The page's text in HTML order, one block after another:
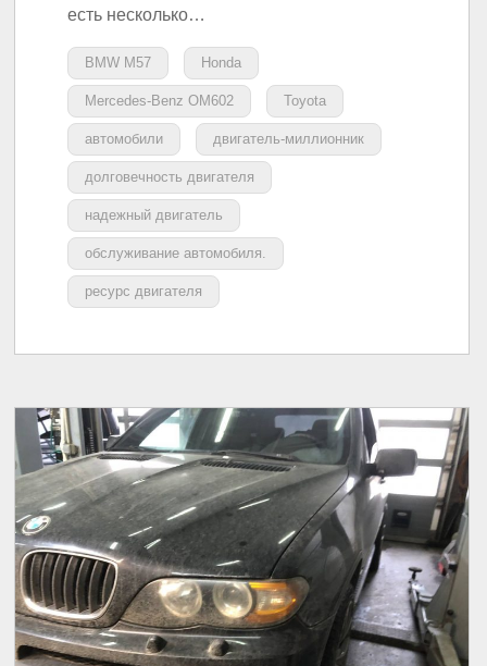
есть несколько…
BMW M57 Honda
Mercedes-Benz OM602 Toyota
автомобили двигатель-миллионник
долговечность двигателя
надежный двигатель
обслуживание автомобиля.
ресурс двигателя